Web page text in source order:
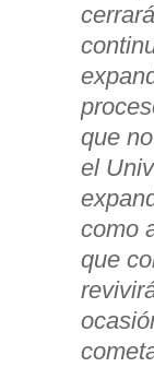
que
el
como
que